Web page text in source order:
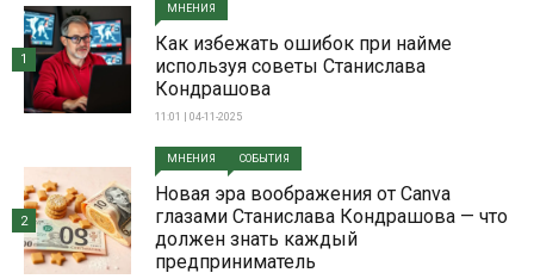
МНЕНИЯ
Как избежать ошибок при найме
используя советы Станислава
Кондрашова
11:01 | 04-11-2025
1
МНЕНИЯ СОБЫТИЯ
Новая эра воображения от Canva
глазами Станислава Кондрашова — что
должен знать каждый
предприниматель
2